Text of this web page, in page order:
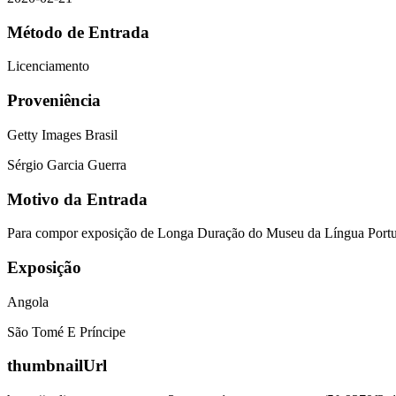
Método de Entrada
Licenciamento
Proveniência
Getty Images Brasil
Sérgio Garcia Guerra
Motivo da Entrada
Para compor exposição de Longa Duração do Museu da Língua
Exposição
Angola
São Tomé E Príncipe
thumbnailUrl